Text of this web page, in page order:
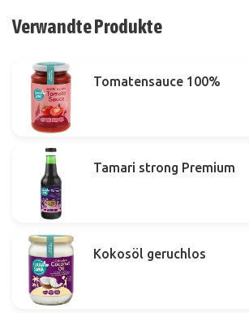
Verwandte Produkte
Tomatensauce 100%
Tamari strong Premium
Kokosöl geruchlos